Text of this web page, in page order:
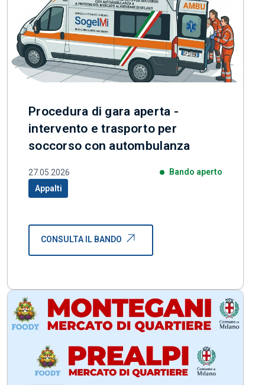
Procedura di gara aperta -
intervento e trasporto per
soccorso con autombulanza
27.05.2026 Bando aperto
Categoria correlata:
Appalti
CONSULTA IL BANDO